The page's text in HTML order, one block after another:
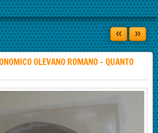
« »
OLEVANO ROMANO - QUANTO